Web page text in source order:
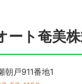
ート奄美
朝戸911番地1